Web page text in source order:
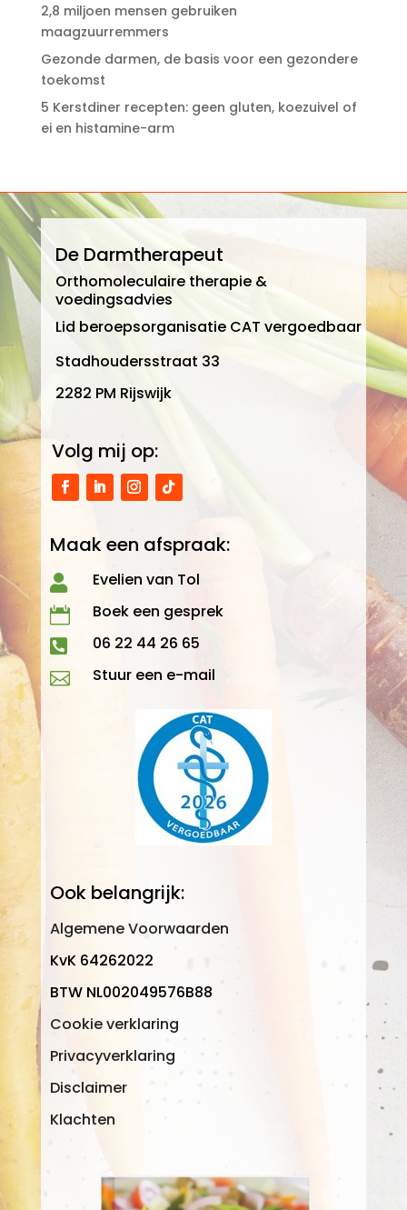
2,8 miljoen mensen gebruiken
maagzuurremmers
Gezonde darmen, de basis voor een gezondere
toekomst
5 Kerstdiner recepten: geen gluten, koezuivel of
ei en histamine-arm
De Darmtherapeut
Orthomoleculaire therapie &
voedingsadvies
Lid beroepsorganisatie CAT vergoedbaar
Stadhoudersstraat 33
2282 PM Rijswijk
Volg mij op:
Maak een afspraak:
 Evelien van Tol
 Boek een gesprek
 06 22 44 26 65
 Stuur een e-mail
Ook belangrijk:
Algemene Voorwaarden
KvK 64262022
BTW NL002049576B88
Cookie verklaring
Privacyverklaring
Disclaimer
Klachten